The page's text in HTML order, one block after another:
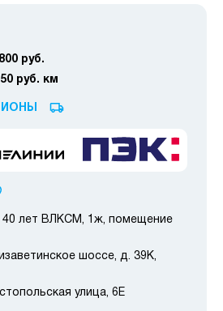
руб.
50 руб. км
40 лет ВЛКСМ, 1ж, помещение
шоссе, д. 39К,
улица, 6Е